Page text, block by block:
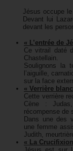
Jésus occupe
Devant lui
devant les
« L’entrée de
Ce vitrail daté
Chastellain.
Soulignons la
l’aiguille,
sur la face
« Verrière
Cette verrière
Cène :
récompense de
Dans une des
une femme
Judith,
« La